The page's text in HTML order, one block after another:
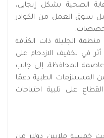
الصحية بشكل إيجابي،
سوق العمل من الكوادر
الجليلة ذات الكثافة
في تخفيف الازدحام على
المحافظة، إلى جانب
الطبية دعمًا
على تلبية احتياجات